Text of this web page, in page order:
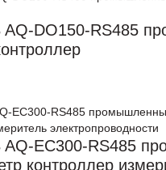
AQ-DO150-RS485
AQ-EC300-RS485
контроллер